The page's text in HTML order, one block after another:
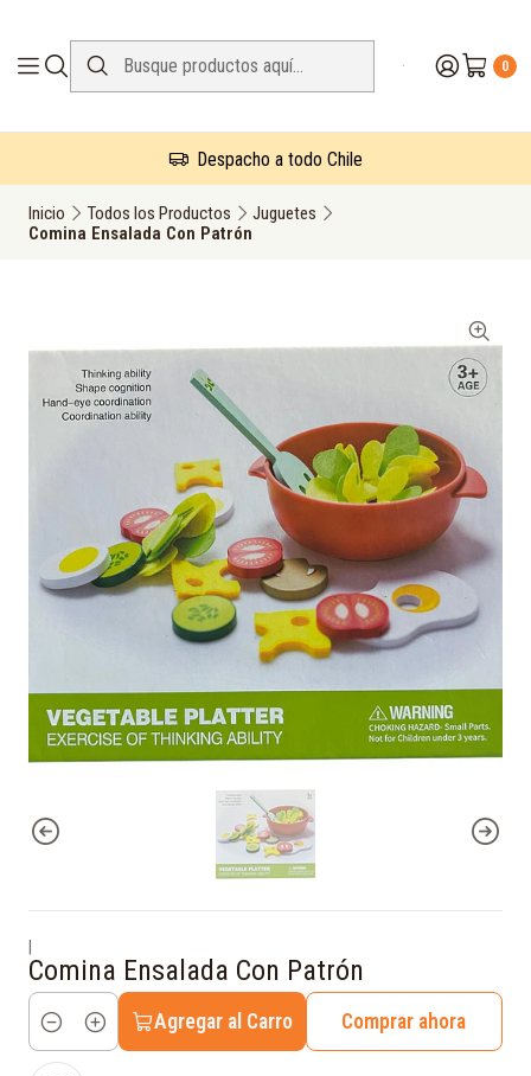
0
Despacho a todo Chile
Inicio Todos los Productos
Juguetes
Comina Ensalada Con Patrón
Comina Ensalada Con Patrón
Cantidad
Agregar al Carro Comprar ahora